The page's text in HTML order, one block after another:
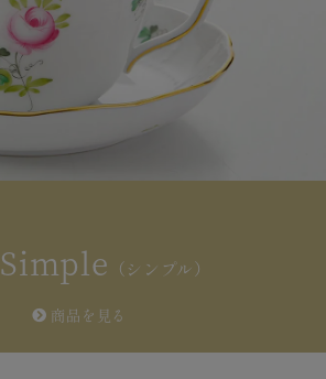
Simple （シンプル）
商品を見る